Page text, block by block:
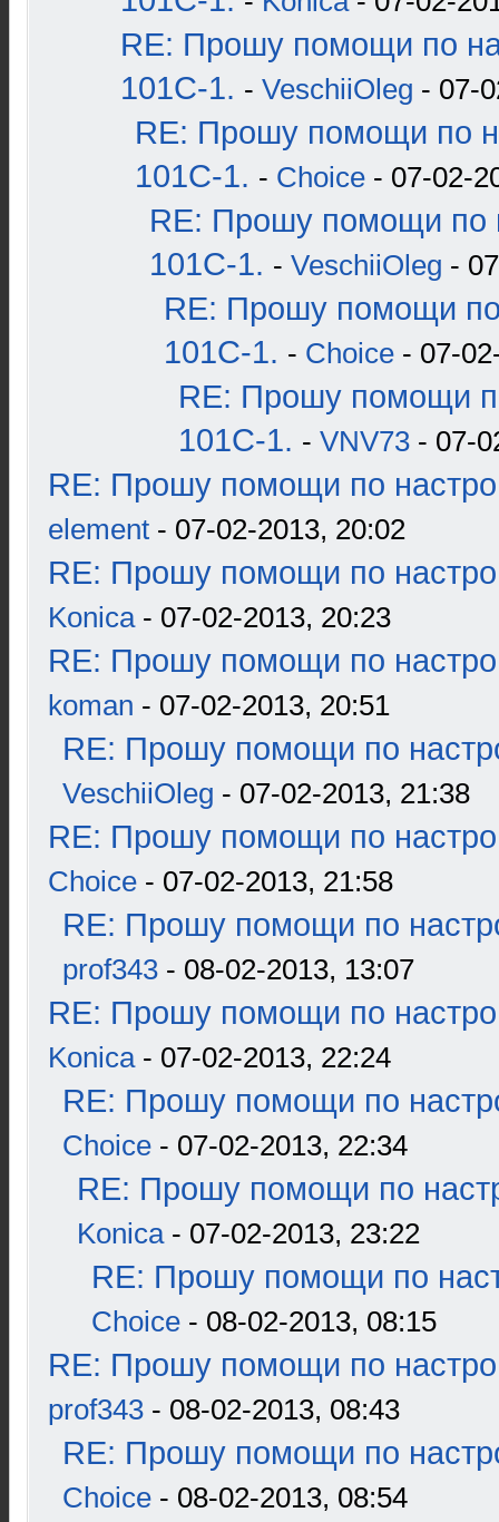
RE: Прошу помощи по
101С-1. - VeschiiOleg - 07-
RE: Прошу помощи по
101С-1. - Choice - 07-02-
RE: Прошу помощи по
101С-1. - VeschiiOleg -
RE: Прошу помощи
101С-1. - Choice - 07-
RE: Прошу помощи
101С-1. - VNV73 - 07-
RE: Прошу помощи по
element - 07-02-2013, 20:02
RE: Прошу помощи по
Konica- 07-02-2013, 20:23
RE: Прошу помощи по
koman - 07-02-2013, 20:51
RE: Прошу помощи по
VeschiiOleg - 07-02-2013, 21:38
RE: Прошу помощи по
Choice - 07-02-2013, 21:58
RE: Прошу помощи по
prof343 - 08-02-2013, 13:07
RE: Прошу помощи по
Konica- 07-02-2013, 22:24
RE: Прошу помощи по
Choice - 07-02-2013, 22:34
RE: Прошу помощи по
Konica- 07-02-2013, 23:22
RE: Прошу помощи по
Choice - 08-02-2013, 08:15
RE: Прошу помощи по
prof343 - 08-02-2013, 08:43
RE: Прошу помощи по
Choice - 08-02-2013, 08:54